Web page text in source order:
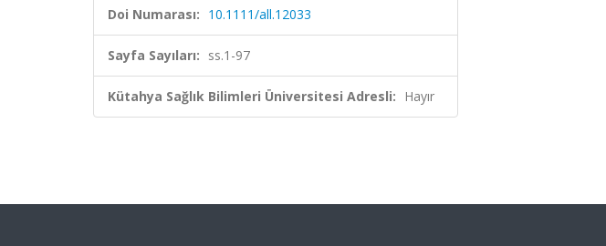
Doi Numarası: 10.1111/all.12033
Sayfa Sayıları: ss.1-97
Kütahya Sağlık Bilimleri Üniversitesi Adresli: Hayır